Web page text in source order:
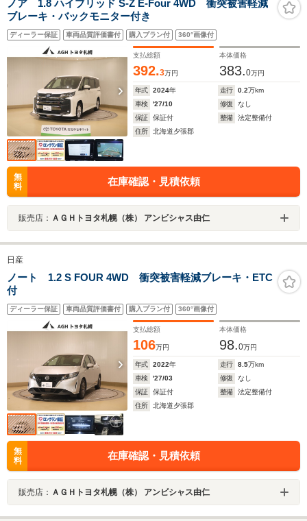
ノア 1.8 ハイブリッド S-Z E-Four 4WD 衝突被害軽減
ブレーキ・バックモニター付き
ディーラー保証 車両品質評価書付 購入プラン付 360°画像付
支払総額
392.3万円
本体価格
383.0万円
年式 2024年 走行 0.2万km
車検
'27/10 修復
なし
保証
保証付 整備
法定整備付
住所
北海道夕張郡
無
料
在庫確認・見積依頼
販売店： ＡＧＨトヨタ札幌（株） アンビシャス由仁
日産
ノート 1.2 S FOUR 4WD 衝突被害軽減ブレーキ・ETC
付
ディーラー保証 車両品質評価書付 購入プラン付 360°画像付
支払総額
106万円
本体価格
98.0万円
年式 2022年 走行 8.5万km
車検
'27/03 修復
なし
保証
保証付 整備
法定整備付
住所
北海道夕張郡
無
料
在庫確認・見積依頼
販売店： ＡＧＨトヨタ札幌（株） アンビシャス由仁